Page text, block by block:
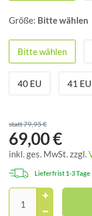
Größe: Bitte wählen
Bitte wählen
40 EU 41 EU
statt 79,95 €
69,00 €
inkl. ges. MwSt. zzgl.
Lieferfrist 1-3 Tage